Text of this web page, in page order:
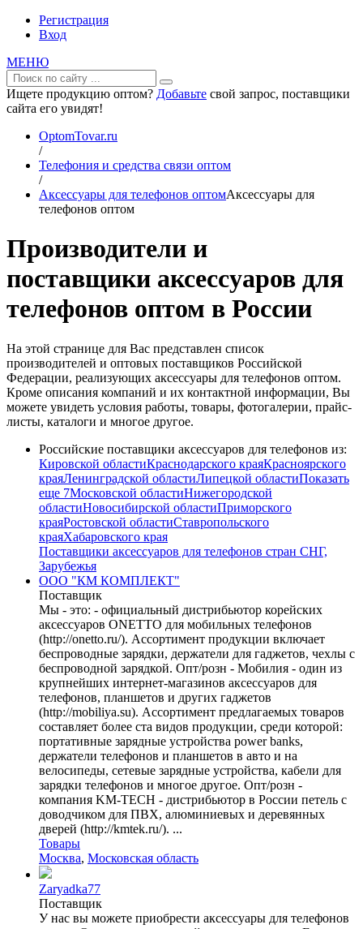
Регистрация
Вход
МЕНЮ
Ищете продукцию оптом? Добавьте свой запрос, поставщики
сайта его увидят!
OptomTovar.ru
/
Телефония и средства связи оптом
/
Аксессуары для телефонов оптомАксессуары для
телефонов оптом
Производители и
поставщики аксессуаров для
телефонов оптом в России
На этой странице для Вас представлен список
производителей и оптовых поставщиков Российской
Федерации, реализующих аксессуары для телефонов оптом.
Кроме описания компаний и их контактной информации, Вы
можете увидеть условия работы, товары, фотогалерии, прайс-
листы, каталоги и многое другое.
Российские поставщики аксессуаров для телефонов из:
Кировской областиКраснодарского краяКрасноярского
краяЛенинградской областиЛипецкой областиПоказать
еще 7Московской областиНижегородской
областиНовосибирской областиПриморского
краяРостовской областиСтавропольского
краяХабаровского края
Поставщики аксессуаров для телефонов стран СНГ,
Зарубежья
ООО "КМ КОМПЛЕКТ"
Поставщик
Мы - это: - официальный дистрибьютор корейских
аксессуаров ONETTO для мобильных телефонов
(http://onetto.ru/). Ассортимент продукции включает
беспроводные зарядки, держатели для гаджетов, чехлы с
беспроводной зарядкой. Опт/розн - Мобилия - один из
крупнейших интернет-магазинов аксессуаров для
телефонов, планшетов и других гаджетов
(http://mobiliya.su). Ассортимент предлагаемых товаров
составляет более ста видов продукции, среди которой:
портативные зарядные устройства power banks,
держатели телефонов и планшетов в авто и на
велосипеды, сетевые зарядные устройства, кабели для
зарядки телефонов и многое другое. Опт/розн -
компания KM-TECH - дистрибьютор в России петель с
доводчиком для ПВХ, алюминиевых и деревянных
дверей (http://kmtek.ru/). ...
Товары
Москва, Московская область
Zaryadka77
Поставщик
У нас вы можете приобрести аксессуары для телефонов